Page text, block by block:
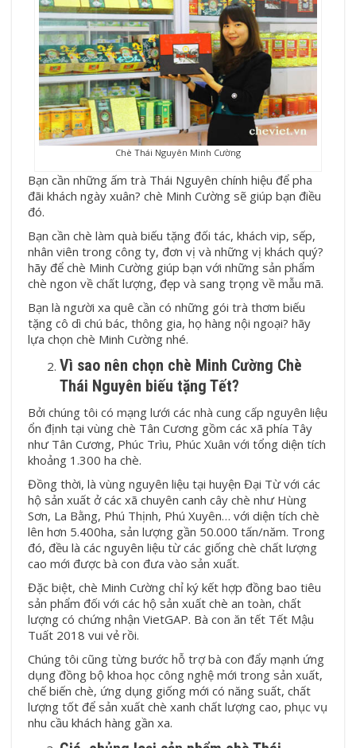
Chè Thái Nguyên Minh Cường
Bạn cần những ấm trà Thái Nguyên chính hiệu để pha
đãi khách ngày xuân? chè Minh Cường sẽ giúp bạn điều
đó.
Bạn cần chè làm quà biếu tặng đối tác, khách vip, sếp,
nhân viên trong công ty, đơn vị và những vị khách quý?
hãy để chè Minh Cường giúp bạn với những sản phẩm
chè ngon về chất lượng, đẹp và sang trọng về mẫu mã.
Bạn là người xa quê cần có những gói trà thơm biếu
tặng cô dì chú bác, thông gia, họ hàng nội ngoại? hãy
lựa chọn chè Minh Cường nhé.
Vì sao nên chọn chè Minh Cường Chè
Thái Nguyên biếu tặng Tết?
Bởi chúng tôi có mạng lưới các nhà cung cấp nguyên liệu
ổn định tại vùng chè Tân Cương gồm các xã phía Tây
như Tân Cương, Phúc Trìu, Phúc Xuân với tổng diện tích
khoảng 1.300 ha chè.
Đồng thời, là vùng nguyên liệu tại huyện Đại Từ với các
hộ sản xuất ở các xã chuyên canh cây chè như Hùng
Sơn, La Bằng, Phú Thịnh, Phú Xuyên… với diện tích chè
lên hơn 5.400ha, sản lượng gần 50.000 tấn/năm. Trong
đó, đều là các nguyên liệu từ các giống chè chất lượng
cao mới được bà con đưa vào sản xuất.
Đặc biệt, chè Minh Cường chỉ ký kết hợp đồng bao tiêu
sản phẩm đối với các hộ sản xuất chè an toàn, chất
lượng có chứng nhận VietGAP. Bà con ăn tết Tết Mậu
Tuất 2018 vui vẻ rồi.
Chúng tôi cũng từng bước hỗ trợ bà con đẩy mạnh ứng
dụng đồng bộ khoa học công nghệ mới trong sản xuất,
chế biến chè, ứng dụng giống mới có năng suất, chất
lượng tốt để sản xuất chè xanh chất lượng cao, phục vụ
nhu cầu khách hàng gần xa.